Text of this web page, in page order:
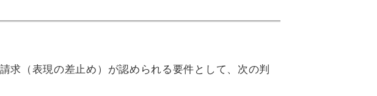
求（表現の差止め）が認められる要件として、次の判